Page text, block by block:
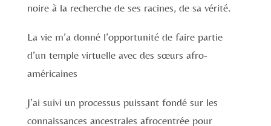
noire à la recherche de ses racines, de sa vérité.
La vie m’a donné l’opportunité de faire partie
d’un temple virtuelle avec des sœurs afro-
américaines
J’ai suivi un processus puissant fondé sur les
connaissances ancestrales afrocentrée pour